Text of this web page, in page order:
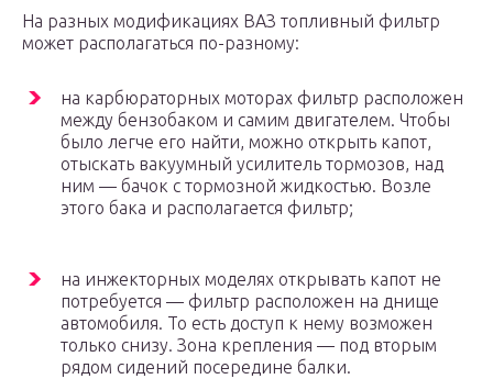
На разных модификациях ВАЗ топливный фильтр
может располагаться по-разному:
на карбюраторных моторах фильтр расположен
между бензобаком и самим двигателем. Чтобы
было легче его найти, можно открыть капот,
отыскать вакуумный усилитель тормозов, над
ним — бачок с тормозной жидкостью. Возле
этого бака и располагается фильтр;
на инжекторных моделях открывать капот не
потребуется — фильтр расположен на днище
автомобиля. То есть доступ к нему возможен
только снизу. Зона крепления — под вторым
рядом сидений посередине балки.